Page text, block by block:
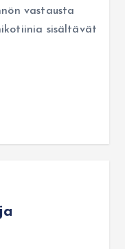
vastausta
sisältävät